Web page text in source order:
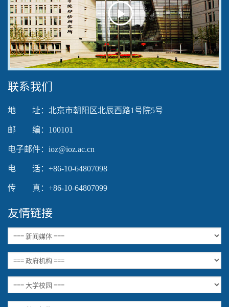
Play
Video
联系我们
地 址：北京市朝阳区北辰西路1号院5号
邮 编：100101
电子邮件：ioz@ioz.ac.cn
电 话：+86-10-64807098
传 真：+86-10-64807099
友情链接